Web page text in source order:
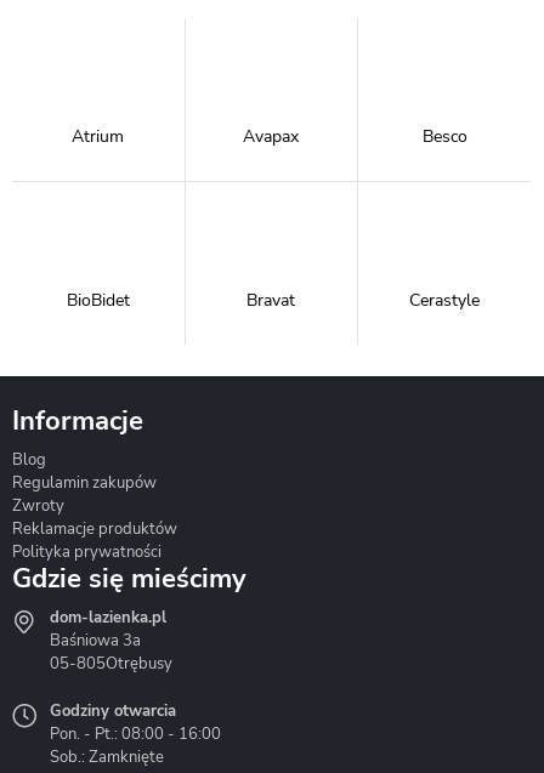
Atrium Avapax Besco
BioBidet Bravat Cerastyle
Hydrostop
Informacje
Blog
Regulamin zakupów
Zwroty
Reklamacje produktów
Polityka prywatności
Gdzie się mieścimy
dom-lazienka.pl
Baśniowa 3a
05-805Otrębusy
Godziny otwarcia
Pon. - Pt.: 08:00 - 16:00
Sob.: Zamknięte